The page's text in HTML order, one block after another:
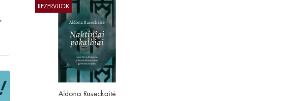
REZERVUOK
Aldona Ruseckaitė